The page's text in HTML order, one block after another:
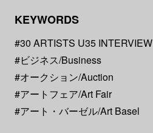
KEYWORDS
#30 ARTISTS U35 INTERVIEW
#ビジネス/Business
#オークション/Auction
#アートフェア/Art Fair
#アート・バーゼル/Art Basel